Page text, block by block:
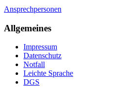
Ansprechpersonen
Allgemeines
Impressum
Datenschutz
Notfall
Leichte Sprache
DGS